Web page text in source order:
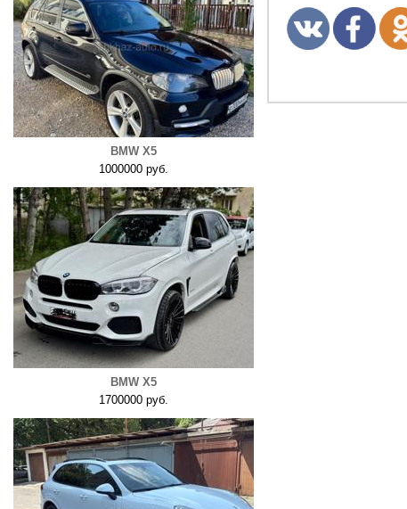
BMW X5
1000000 руб.
BMW X5
1700000 руб.